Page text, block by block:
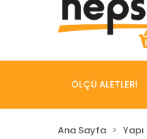
ÖLÇÜ ALETLERİ
Ana Sayfa